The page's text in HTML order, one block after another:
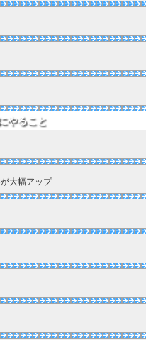
やること
大幅アップ